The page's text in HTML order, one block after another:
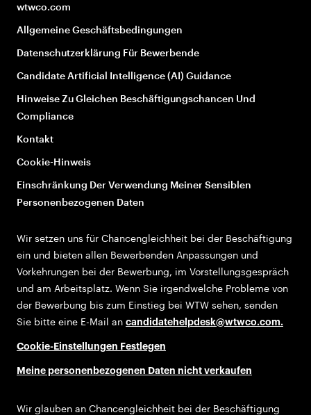
wtwco.com
Allgemeine Geschäftsbedingungen
Datenschutzerklärung Für Bewerbende
Candidate Artificial Intelligence (AI) Guidance
Hinweise Zu Gleichen Beschäftigungschancen Und
Compliance
Kontakt
Cookie-Hinweis
Einschränkung Der Verwendung Meiner Sensiblen
Personenbezogenen Daten
Wir setzen uns für Chancengleichheit bei der Beschäftigung
ein und bieten allen Bewerbenden Anpassungen und
Vorkehrungen bei der Bewerbung, im Vorstellungsgespräch
und am Arbeitsplatz. Wenn Sie irgendwelche Probleme von
der Bewerbung bis zum Einstieg bei WTW sehen, senden
Sie bitte eine E-Mail an candidatehelpdesk@wtwco.com.
Cookie-Einstellungen Festlegen
Meine personenbezogenen Daten nicht verkaufen
Wir glauben an Chancengleichheit bei der Beschäftigung